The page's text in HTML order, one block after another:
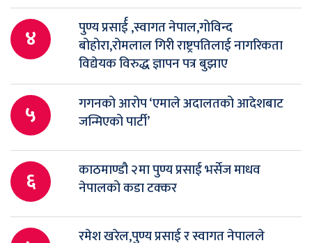
४
पुण्य प्रसार्ई ,स्वागत नेपाल,गोविन्द
बोहोरा,रोमलाल गिरी राष्ट्रपतिलाई नागरिकता
विद्येयक विरुद्ध ज्ञापन पत्र बुझाए
५
गगनको आरोप ‘एमाले अदालतको आदेशबाट
जन्मिएको पार्टी’
६
काठमाण्डौ २मा पुण्य प्रसाई भर्सेज माधव
नेपालको कडा टक्कर
रमेश खरेल,पुण्य प्रसाई र स्वागत नेपालले